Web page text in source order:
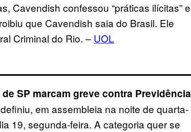
Cavendish confessou “práticas ilícitas” e
que Cavendish saia do Brasil. Ele
Criminal do Rio. – UOL
SP marcam greve contra Previdência
em assembleia na noite de quarta-
19, segunda-feira. A categoria quer se